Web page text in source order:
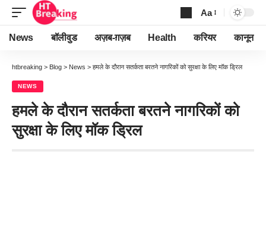
Font
Resizer
Aa
News बॉलीवुड अज़ब-ग़ज़ब Health करियर कानून
htbreaking > Blog > News > हमले के दौरान सतर्कता बरतने नागरिकों को सुरक्षा के लिए मॉक ड्रिल
NEWS
हमले के दौरान सतर्कता बरतने नागरिकों को
सुरक्षा के लिए मॉक ड्रिल